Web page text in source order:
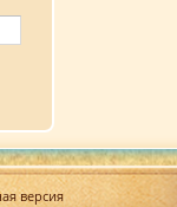
версия